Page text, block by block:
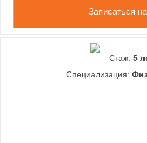
Записаться
Стаж: 5
Специализация: